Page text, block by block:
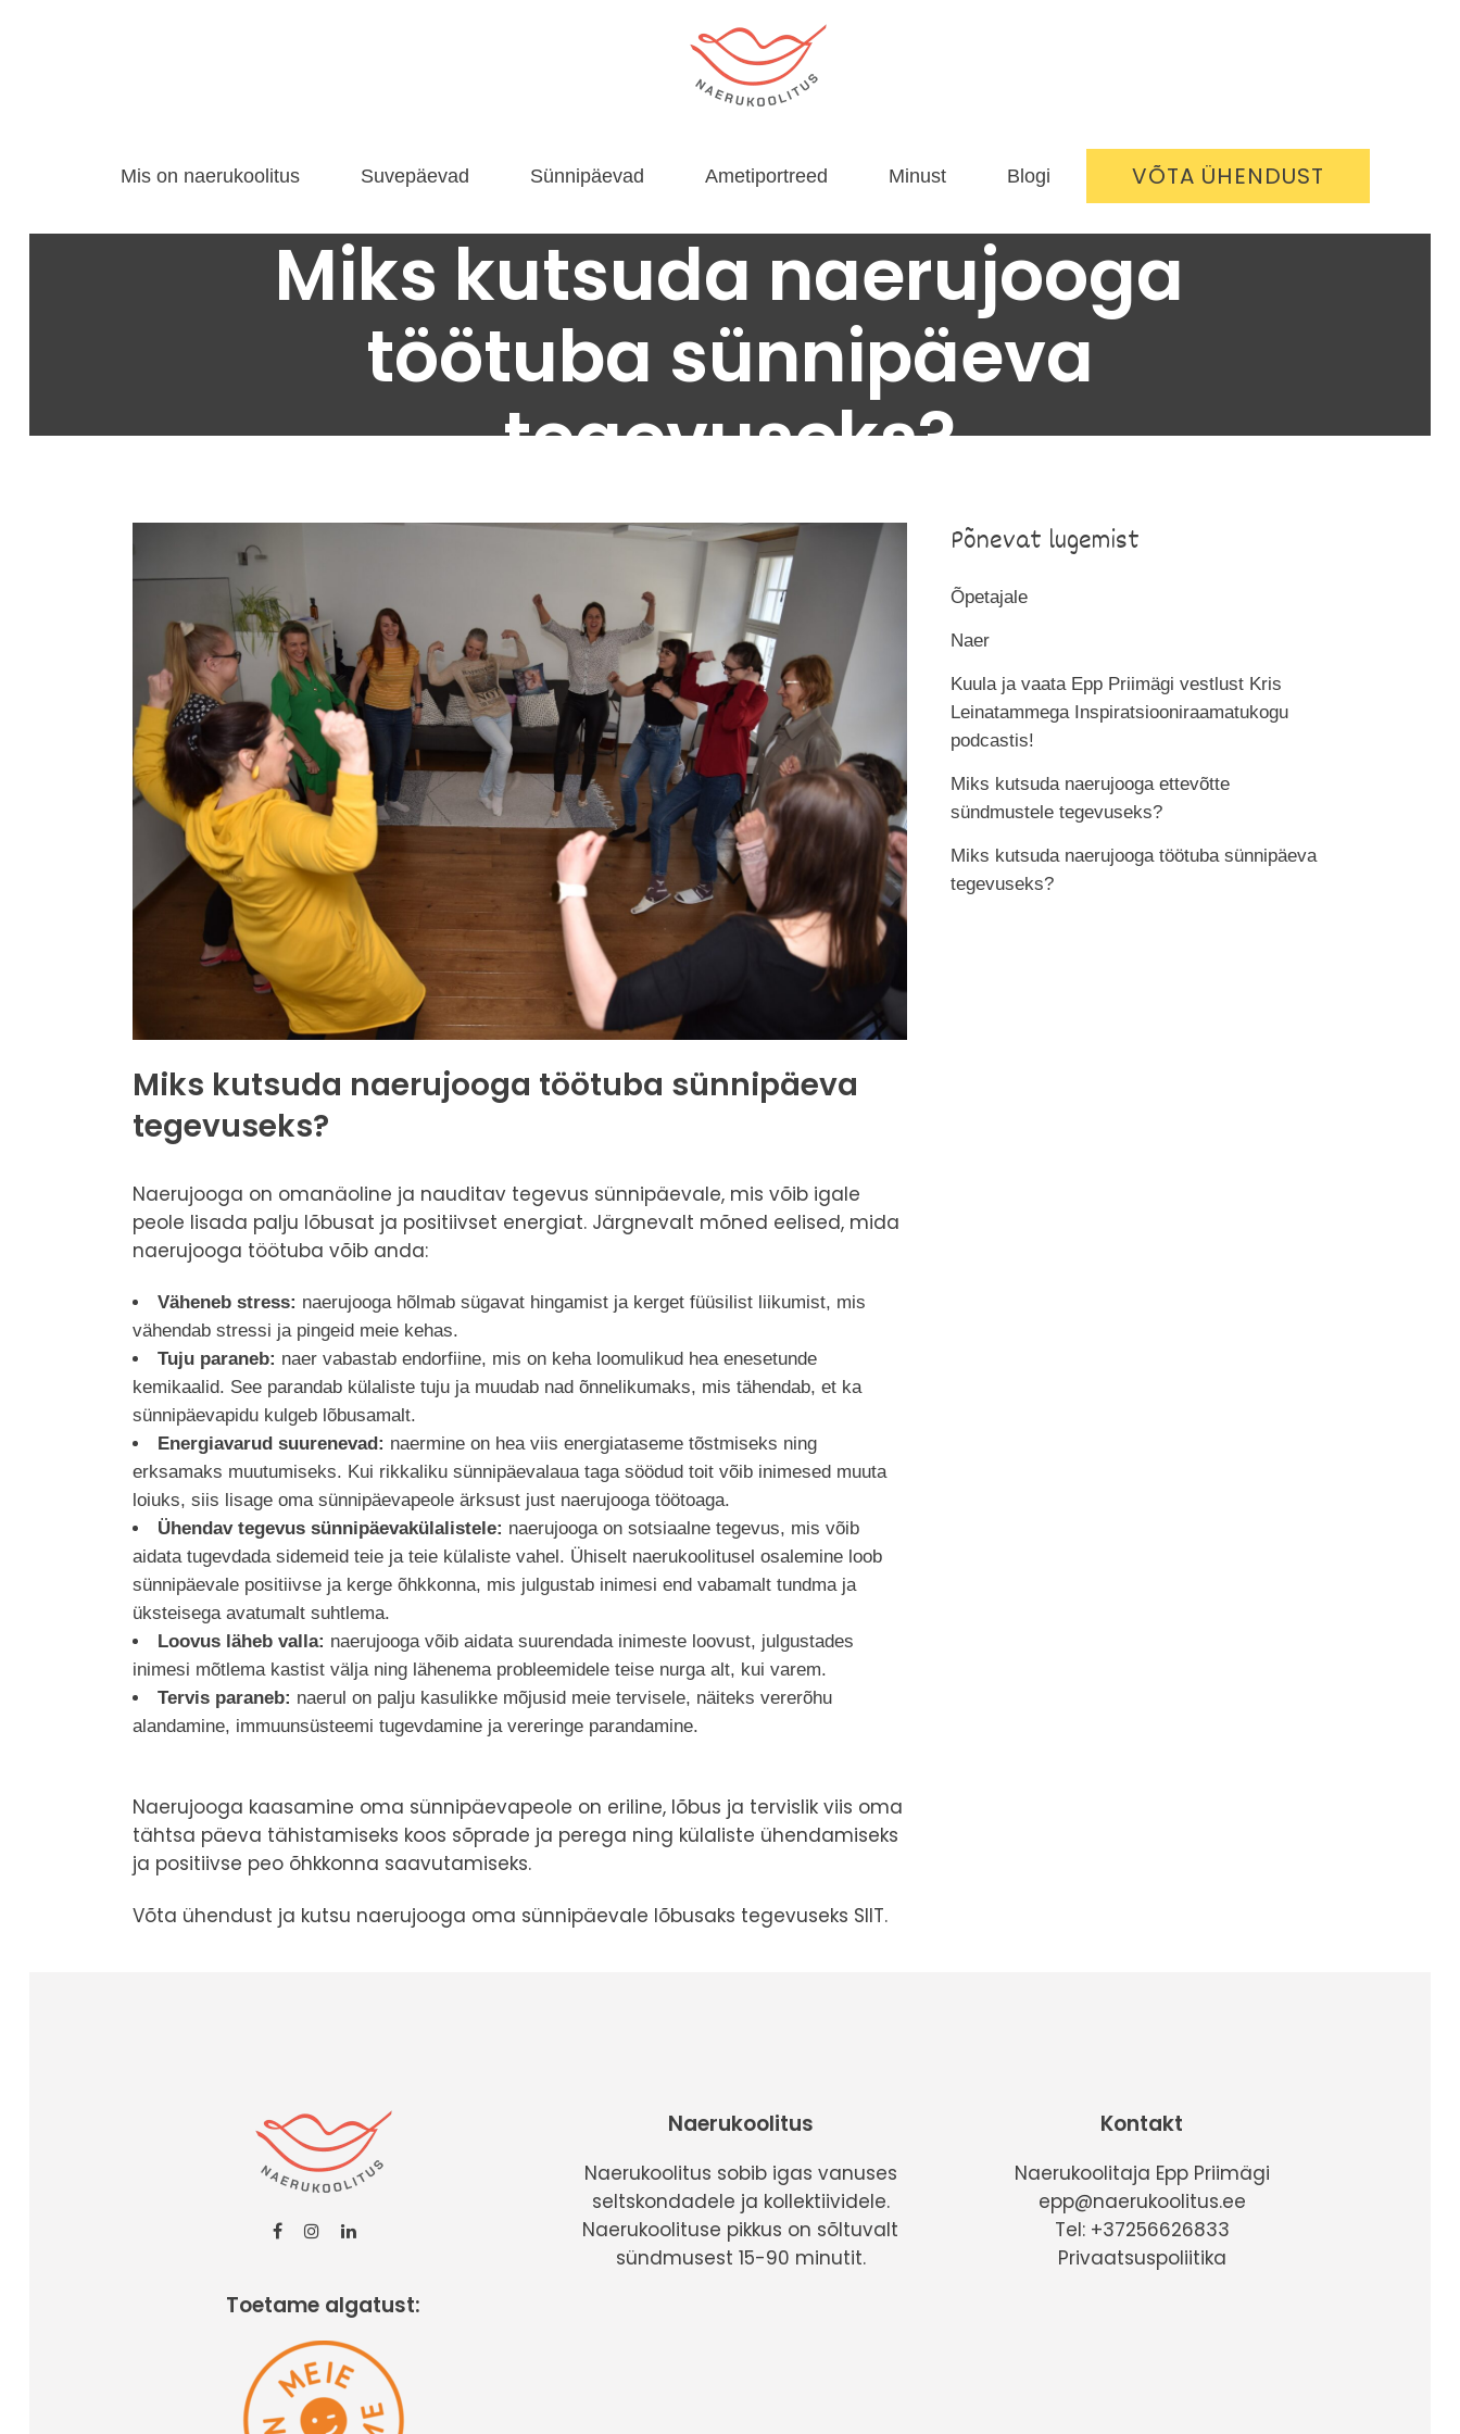
Mis on naerukoolitus Suvepäevad Sünnipäevad Ametiportreed Minust Blogi VÕTA ÜHENDUST
Miks kutsuda naerujooga
töötuba sünnipäeva
tegevuseks?
Miks kutsuda naerujooga töötuba sünnipäeva
tegevuseks?
Naerujooga on omanäoline ja nauditav tegevus sünnipäevale, mis võib igale
peole lisada palju lõbusat ja positiivset energiat. Järgnevalt mõned eelised, mida
naerujooga töötuba võib anda:
Väheneb stress: naerujooga hõlmab sügavat hingamist ja kerget füüsilist liikumist, mis
vähendab stressi ja pingeid meie kehas.
Tuju paraneb: naer vabastab endorfiine, mis on keha loomulikud hea enesetunde
kemikaalid. See parandab külaliste tuju ja muudab nad õnnelikumaks, mis tähendab, et ka
sünnipäevapidu kulgeb lõbusamalt.
Energiavarud suurenevad: naermine on hea viis energiataseme tõstmiseks ning
erksamaks muutumiseks. Kui rikkaliku sünnipäevalaua taga söödud toit võib inimesed muuta
loiuks, siis lisage oma sünnipäevapeole ärksust just naerujooga töötoaga.
Ühendav tegevus sünnipäevakülalistele: naerujooga on sotsiaalne tegevus, mis võib
aidata tugevdada sidemeid teie ja teie külaliste vahel. Ühiselt naerukoolitusel osalemine loob
sünnipäevale positiivse ja kerge õhkkonna, mis julgustab inimesi end vabamalt tundma ja
üksteisega avatumalt suhtlema.
Loovus läheb valla: naerujooga võib aidata suurendada inimeste loovust, julgustades
inimesi mõtlema kastist välja ning lähenema probleemidele teise nurga alt, kui varem.
Tervis paraneb: naerul on palju kasulikke mõjusid meie tervisele, näiteks vererõhu
alandamine, immuunsüsteemi tugevdamine ja vereringe parandamine.
Naerujooga kaasamine oma sünnipäevapeole on eriline, lõbus ja tervislik viis oma
tähtsa päeva tähistamiseks koos sõprade ja perega ning külaliste ühendamiseks
ja positiivse peo õhkkonna saavutamiseks.
Võta ühendust ja kutsu naerujooga oma sünnipäevale lõbusaks tegevuseks SIIT.
Põnevat lugemist
Õpetajale
Naer
Kuula ja vaata Epp Priimägi vestlust Kris
Leinatammega Inspiratsiooniraamatukogu
podcastis!
Miks kutsuda naerujooga ettevõtte
sündmustele tegevuseks?
Miks kutsuda naerujooga töötuba sünnipäeva
tegevuseks?
Toetame algatust:
Naerukoolitus
Naerukoolitus sobib igas vanuses
seltskondadele ja kollektiividele.
Naerukoolituse pikkus on sõltuvalt
sündmusest 15-90 minutit.
Kontakt
Naerukoolitaja Epp Priimägi
epp@naerukoolitus.ee
Tel: +37256626833
Privaatsuspoliitika